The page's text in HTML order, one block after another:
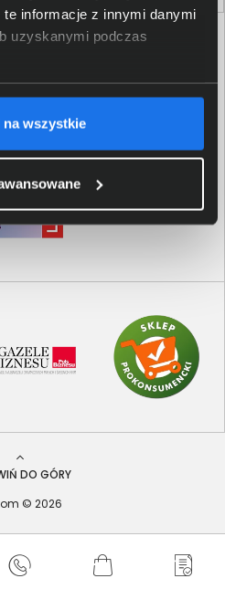
te informacje z innymi danymi
uzyskanymi podczas
na wszystkie
DO GÓRY
© 2026